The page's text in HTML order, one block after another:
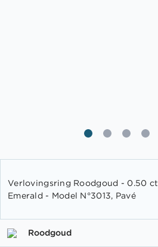
het
begin
de
afbeeldingen-
Verlovingsring Roodgoud - 0.50 ct
Emerald - Model N°3013, Pavé
Roodgoud